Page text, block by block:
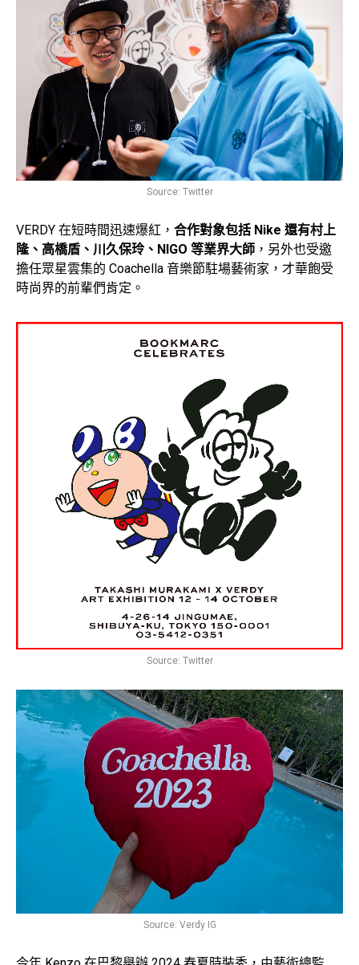
Source: Twitter
VERDY 在短時間迅速爆紅， 合作對象包括 Nike 還有村上
隆、高橋盾、川久保玲、NIGO 等業界大師 ，另外也受邀
擔任眾星雲集的 Coachella 音樂節駐場藝術家，才華飽受
時尚界的前輩們肯定。
Source: Twitter
Source: Verdy IG